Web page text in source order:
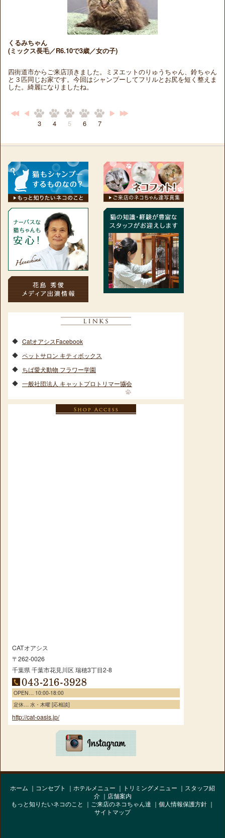
くるみちゃん
(ミックス長毛／R6.10で3歳／女の子)
四街道市からご来店頂きました。ミヌエットのりゅうちゃん、鈴ちゃん
と３匹同じお家です。今回はシャンプーしてフリルとお尻を短く整えま
した。綺麗になりましたね。
3 4 5 6 7
CatオアシスFacebook
ペットサロン キティボックス
ちば愛犬動物 フラワー学園
一般社団法人 キャットプロトリマー協会
CATオアシス
〒262-0026
千葉県千葉市花見川区瑞穂3丁目2-8
OPEN… 10:00-18:00
定休… 水・木曜 [応相談]
http://cat-oasis.jp/
ホーム コンセプト ホテルメニュー トリミングメニュー
スタッフ紹
介
店舗案内
もっと知りたいネコのこと
ご来店のネコちゃん達
個人情報保護方針
サイトマップ